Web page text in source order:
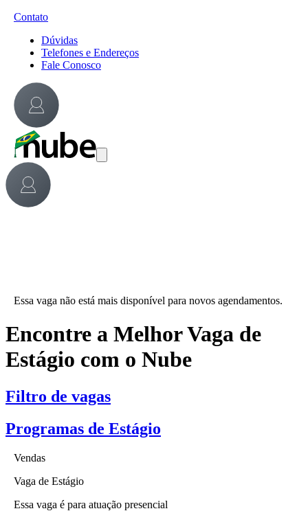
Contato
Dúvidas
Telefones e Endereços
Fale Conosco
Essa vaga não está mais disponível para novos agendamentos.
Encontre a Melhor Vaga de
Estágio com o Nube
Filtro de vagas
Programas de Estágio
Vendas
Vaga de Estágio
Essa vaga é para atuação presencial